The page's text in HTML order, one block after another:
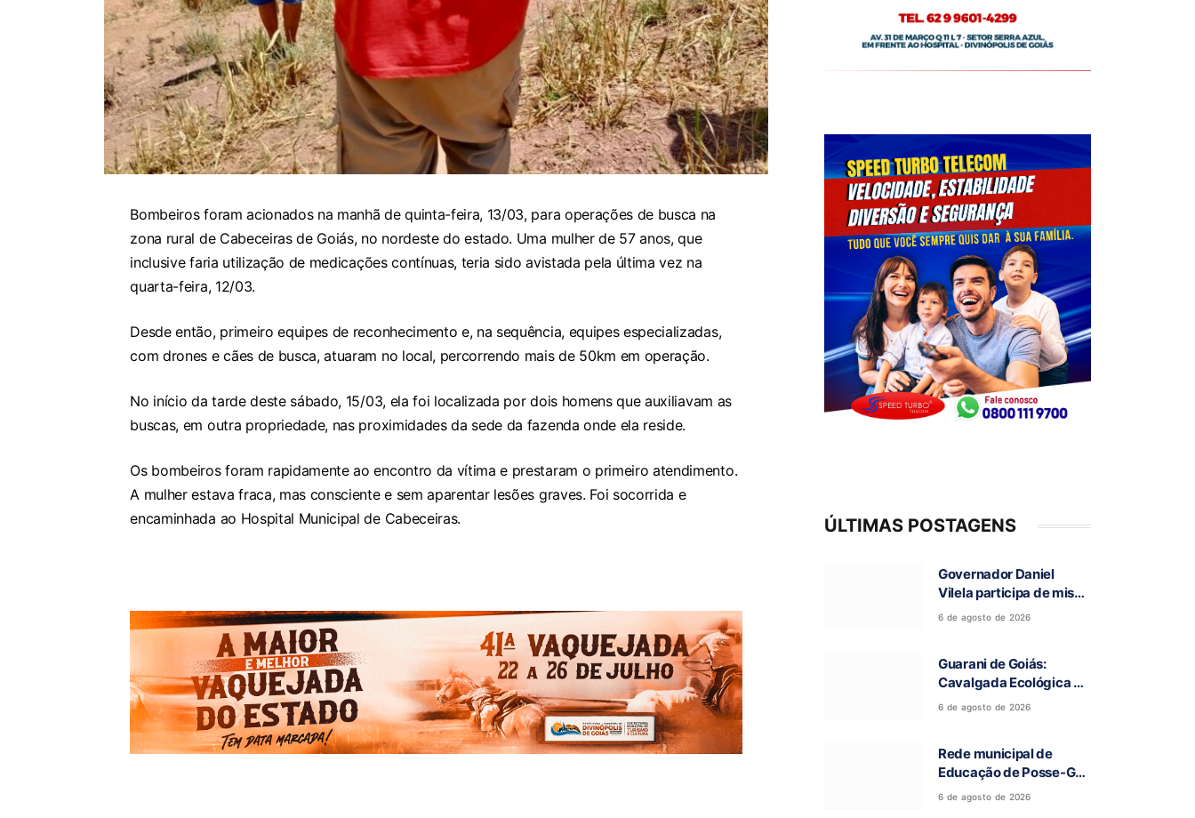
Bombeiros foram acionados na manhã de quinta-feira, 13/03, para operações de busca na
zona rural de Cabeceiras de Goiás, no nordeste do estado. Uma mulher de 57 anos, que
inclusive faria utilização de medicações contínuas, teria sido avistada pela última vez na
quarta-feira, 12/03.
Desde então, primeiro equipes de reconhecimento e, na sequência, equipes especializadas,
com drones e cães de busca, atuaram no local, percorrendo mais de 50km em operação.
No início da tarde deste sábado, 15/03, ela foi localizada por dois homens que auxiliavam as
buscas, em outra propriedade, nas proximidades da sede da fazenda onde ela reside.
Os bombeiros foram rapidamente ao encontro da vítima e prestaram o primeiro atendimento.
A mulher estava fraca, mas consciente e sem aparentar lesões graves. Foi socorrida e
encaminhada ao Hospital Municipal de Cabeceiras.
ÚLTIMAS POSTAGENS
Governador Daniel
Vilela participa de missa
e visita caverna durante
Ronca
6 de agosto de 2026
Guarani de Goiás:
Cavalgada Ecológica da
Fé reúne grande público
6 de agosto de 2026
Rede municipal de
Educação de Posse-GO
atinge resultado
6 de agosto de 2026